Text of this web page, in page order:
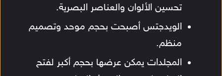
تحسين الألوان والعناصر البصرية.
الويدجتس أصبحت بحجم موحد وتصميم
منظم.
المجلدات يمكن عرضها بحجم أكبر لفتح